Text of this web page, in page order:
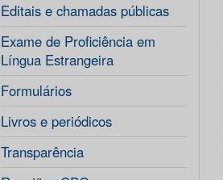
Editais e chamadas públicas
Exame de Proficiência em
Língua Estrangeira
Formulários
Livros e periódicos
Transparência